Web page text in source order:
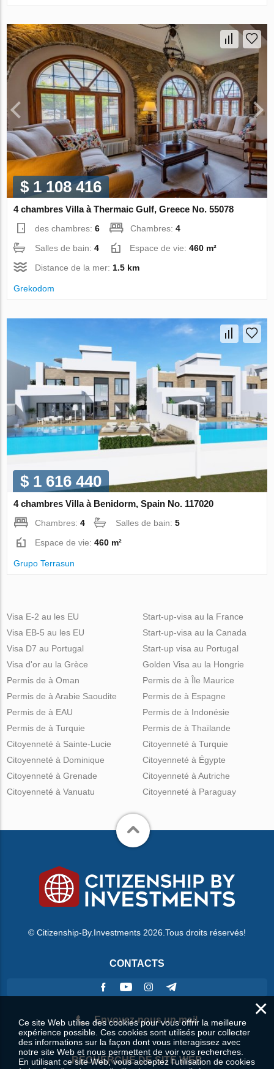
$ 1 108 416
4 chambres Villa à Thermaic Gulf, Greece No. 55078
des chambres:6 Chambres:4
Salles de bain:4 Espace de vie:460 m²
Distance de la mer: 1.5 km
Grekodom
$ 1 616 440
4 chambres Villa à Benidorm, Spain No. 117020
Chambres:4 Salles de bain:5
Espace de vie:460 m²
Grupo Terrasun
Visa E-2 au les EU
Visa EB-5 au les EU
Visa D7 au Portugal
Visa d'or au la Grèce
Start-up-visa au la France
Start-up-visa au la Canada
Start-up visa au Portugal
Golden Visa au la Hongrie
Permis de à Oman
Permis de à Arabie Saoudite
Permis de à EAU
Permis de à Turquie
Permis de à Île Maurice
Permis de à Espagne
Permis de à Indonésie
Permis de à Thaïlande
Citoyenneté à Sainte-Lucie
Citoyenneté à Dominique
Citoyenneté à Grenade
Citoyenneté à Vanuatu
Citoyenneté à Turquie
Citoyenneté à Égypte
Citoyenneté à Autriche
Citoyenneté à Paraguay
© Citizenship-By.Investments 2026.Tous droits réservés!
CONTACTS
Envoyez-nous un mail
RECHERCHE DE SITE WEB
×
Ce site Web utilise des cookies pour vous offrir la meilleure
expérience possible. Ces cookies sont utilisés pour collecter
des informations sur la façon dont vous interagissez avec
notre site Web et nous permettent de voir vos recherches.
En utilisant ce site Web, vous acceptez l'utilisation de cookies